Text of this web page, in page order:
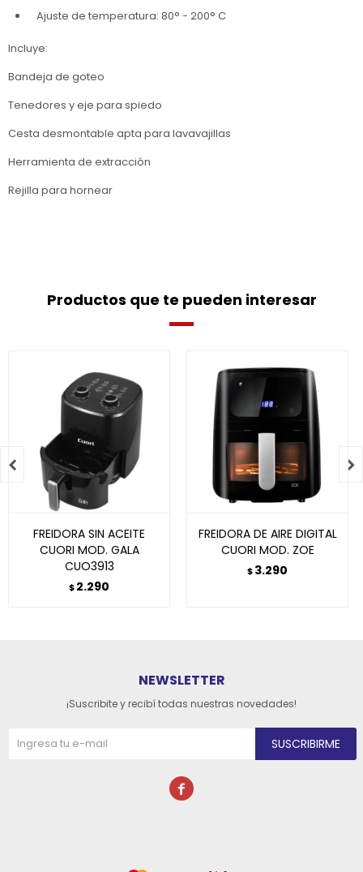
Ajuste de temperatura: 80° - 200° C
Incluye:
Bandeja de goteo
Tenedores y eje para spiedo
Cesta desmontable apta para lavavajillas
Herramienta de extracción
Rejilla para hornear
Productos que te pueden interesar
FREIDORA SIN ACEITE
CUORI MOD. GALA
CUO3913
$2.290
FREIDORA DE AIRE DIGITAL
CUORI MOD. ZOE
$3.290
 
NEWSLETTER
¡Suscribite y recibí todas nuestras novedades!
SUSCRIBIRME
